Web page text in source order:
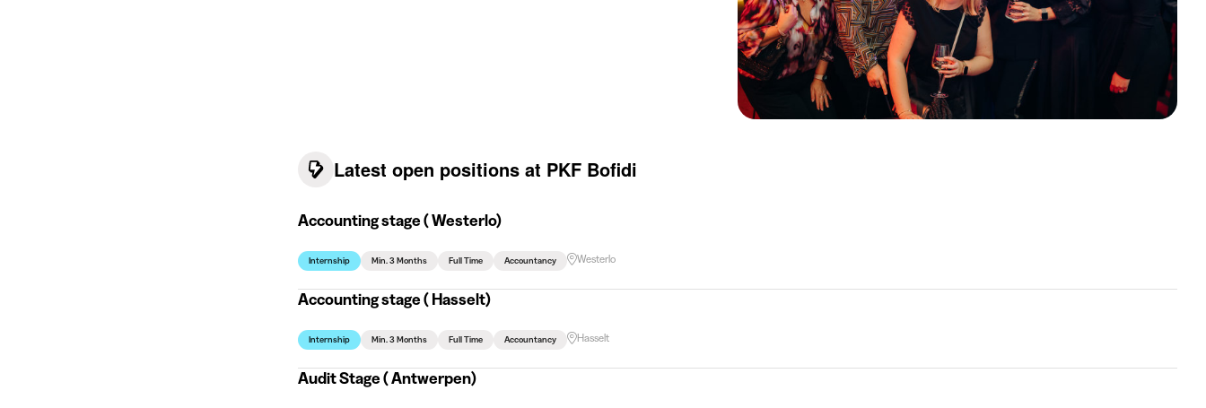
Latest open positions at PKF Bofidi
Accounting stage ( Westerlo)
Internship Min. 3 Months Full Time Accountancy Westerlo
Accounting stage ( Hasselt)
Internship Min. 3 Months Full Time Accountancy Hasselt
Audit Stage ( Antwerpen)